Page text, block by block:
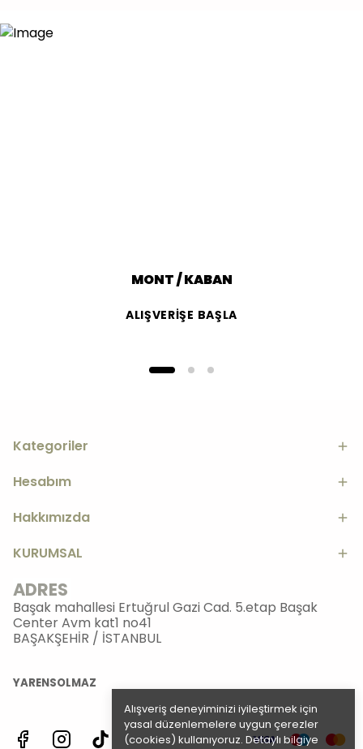
Alışveriş deneyiminizi iyileştirmek için
yasal düzenlemelere uygun çerezler
(cookies) kullanıyoruz. Detaylı bilgiye
MONT / KABAN
ALIŞVERİŞE BAŞLA
Kategoriler
Hesabım
Hakkımızda
KURUMSAL
ADRES
Başak mahallesi Ertuğrul Gazi Cad. 5.etap Başak
Center Avm kat1 no41
BAŞAKŞEHİR / İSTANBUL
YARENSOLMAZ